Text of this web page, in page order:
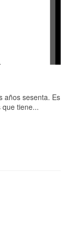
años sesenta. Es
tiene...